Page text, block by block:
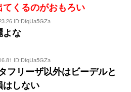
くるのがおもろい
ID:DfqUa5GZa
よな
ID:DfqUa5GZa
フリーザ以外はビーデルと
はしない